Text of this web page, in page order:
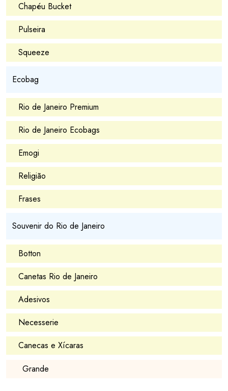
Chapéu Bucket
Pulseira
Squeeze
Ecobag
Rio de Janeiro Premium
Rio de Janeiro Ecobags
Emogi
Religião
Frases
Souvenir do Rio de Janeiro
Botton
Canetas Rio de Janeiro
Adesivos
Necesserie
Canecas e Xícaras
Grande